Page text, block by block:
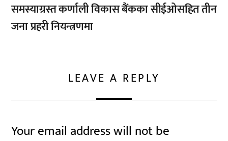
समस्याग्रस्त कर्णाली विकास बैंकका सीईओसहित तीन
जना प्रहरी नियन्त्रणमा
LEAVE A REPLY
Your email address will not be